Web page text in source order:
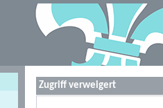
Zugriff verweigert